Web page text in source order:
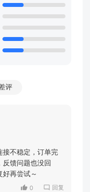
评
接不稳定，订单完
反馈问题也没回
好再尝试～
0 回复